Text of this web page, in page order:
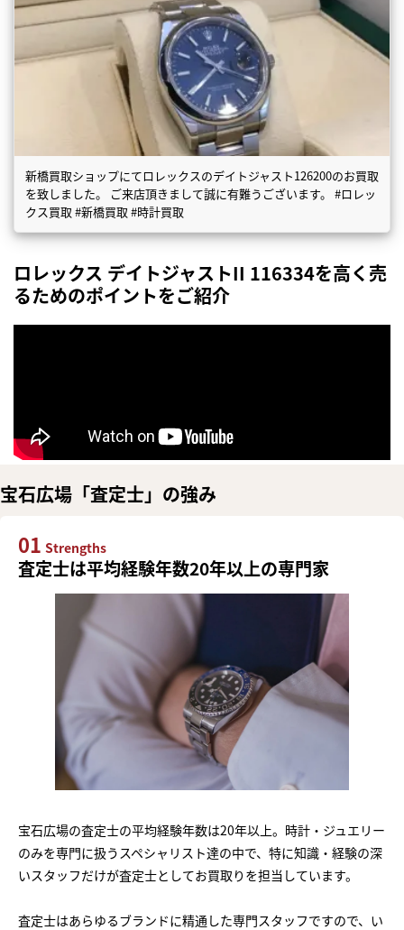
新橋買取ショップにてロレックスのデイトジャスト126200のお買取
を致しました。 ご来店頂きまして誠に有難うございます。 #ロレッ
クス買取 #新橋買取 #時計買取
ロレックス デイトジャストII 116334を高く売
るためのポイントをご紹介
宝石広場「査定士」の強み
01 Strengths
査定士は平均経験年数20年以上の専門家
宝石広場の査定士の平均経験年数は20年以上。時計・ジュエリー
のみを専門に扱うスペシャリスト達の中で、特に知識・経験の深
いスタッフだけが査定士としてお買取りを担当しています。
査定士はあらゆるブランドに精通した専門スタッフですので、い